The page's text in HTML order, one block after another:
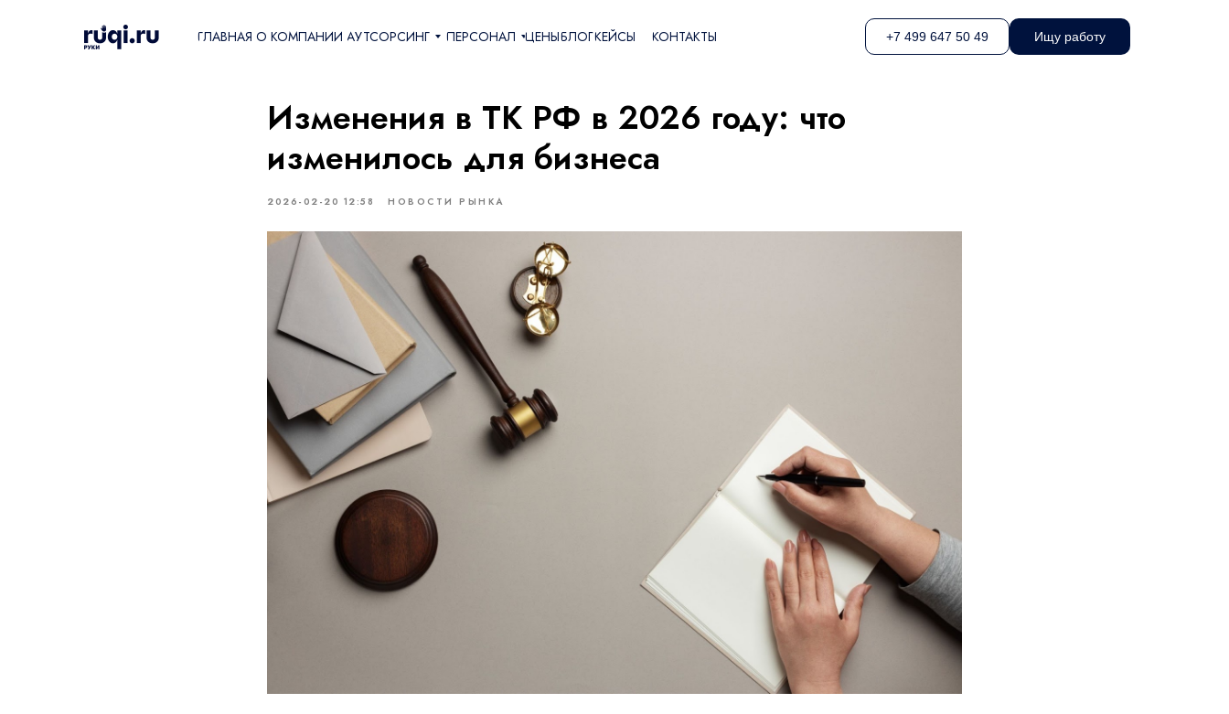
ГЛАВНАЯ О КОМПАНИИ АУТСОРСИНГ ПЕРСОНАЛ ЦЕНЫБЛОГКЕЙСЫ КОНТАКТЫ +7 499 647 50 49 Ищу работу
Изменения в ТК РФ в 2026 году: что
изменилось для бизнеса
2026-02-20 12:58 НОВОСТИ РЫНКА